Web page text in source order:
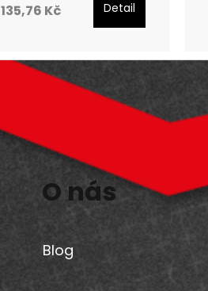
Kč Detail
O nás
Blog